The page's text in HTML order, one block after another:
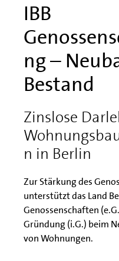
IBB
ng –
Bestand
Zinslose
n in Berlin
Zur Stärkung des
unterstützt das Land
Genossenschaften
Gründung (i.G.) beim
von Wohnungen.